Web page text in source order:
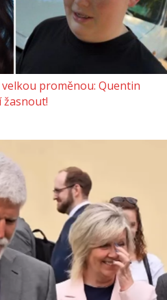
proměnou: Quentin
žasnout!